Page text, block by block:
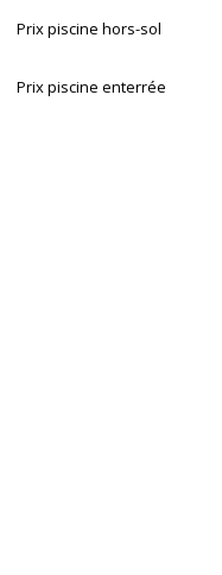
Prix piscine hors-sol
Prix piscine enterrée